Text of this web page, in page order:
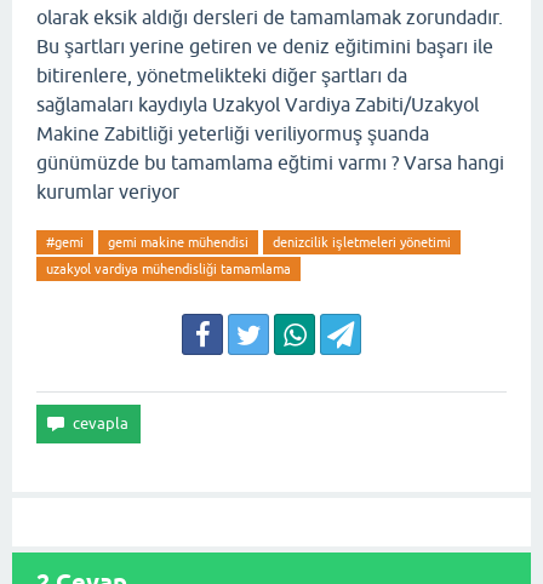
olarak eksik aldığı dersleri de tamamlamak zorundadır.
Bu şartları yerine getiren ve deniz eğitimini başarı ile
bitirenlere, yönetmelikteki diğer şartları da
sağlamaları kaydıyla Uzakyol Vardiya Zabiti/Uzakyol
Makine Zabitliği yeterliği veriliyormuş şuanda
günümüzde bu tamamlama eğtimi varmı ? Varsa hangi
kurumlar veriyor
#gemi gemi makine mühendisi
denizcilik işletmeleri yönetimi
uzakyol vardiya mühendisliği tamamlama